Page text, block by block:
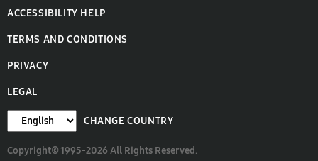
ACCESSIBILITY HELP
TERMS AND CONDITIONS
PRIVACY
LEGAL
CHANGE COUNTRY
Copyright© 1995-2026 All Rights Reserved.